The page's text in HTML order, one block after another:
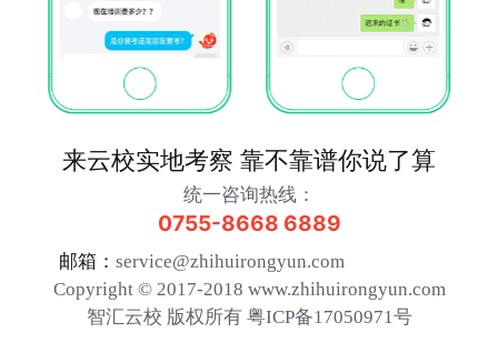
数通HCIE 20.0万
来云校实地考察 靠不靠谱你说了算
统一咨询热线：
0755-8668 6889
邮箱： service@zhihuirongyun.com
Copyright © 2017-2018 www.zhihuirongyun.com
智汇云校 版权所有 粤ICP备17050971号